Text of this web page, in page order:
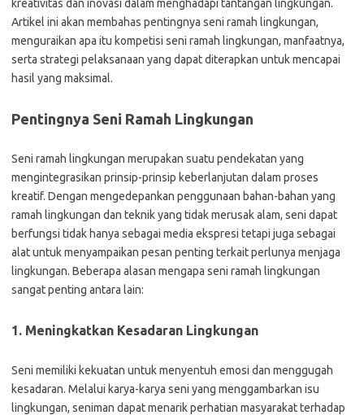
kreativitas dan inovasi dalam menghadapi tantangan lingkungan.
Artikel ini akan membahas pentingnya seni ramah lingkungan,
menguraikan apa itu kompetisi seni ramah lingkungan, manfaatnya,
serta strategi pelaksanaan yang dapat diterapkan untuk mencapai
hasil yang maksimal.
Pentingnya Seni Ramah Lingkungan
Seni ramah lingkungan merupakan suatu pendekatan yang
mengintegrasikan prinsip-prinsip keberlanjutan dalam proses
kreatif. Dengan mengedepankan penggunaan bahan-bahan yang
ramah lingkungan dan teknik yang tidak merusak alam, seni dapat
berfungsi tidak hanya sebagai media ekspresi tetapi juga sebagai
alat untuk menyampaikan pesan penting terkait perlunya menjaga
lingkungan. Beberapa alasan mengapa seni ramah lingkungan
sangat penting antara lain:
1. Meningkatkan Kesadaran Lingkungan
Seni memiliki kekuatan untuk menyentuh emosi dan menggugah
kesadaran. Melalui karya-karya seni yang menggambarkan isu
lingkungan, seniman dapat menarik perhatian masyarakat terhadap